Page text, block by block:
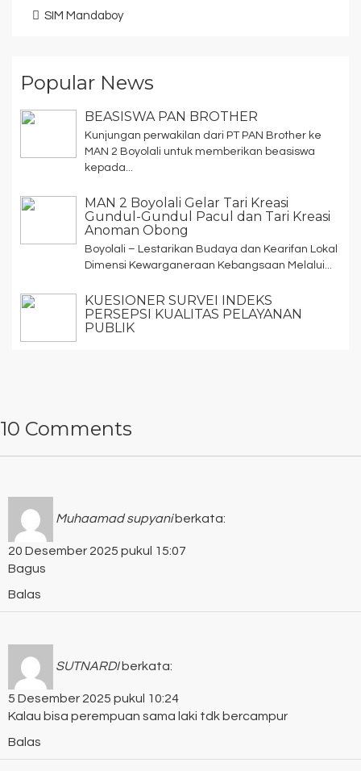
SIM Mandaboy
Popular News
BEASISWA PAN BROTHER
Kunjungan perwakilan dari PT PAN Brother ke
MAN 2 Boyolali untuk memberikan beasiswa
kepada...
MAN 2 Boyolali Gelar Tari Kreasi
Gundul-Gundul Pacul dan Tari Kreasi
Anoman Obong
Boyolali – Lestarikan Budaya dan Kearifan Lokal
Dimensi Kewarganeraan Kebangsaan Melalui...
KUESIONER SURVEI INDEKS
PERSEPSI KUALITAS PELAYANAN
PUBLIK
10 Comments
Muhaamad supyani berkata:
20 Desember 2025 pukul 15:07
Bagus
Balas
SUTNARDI berkata:
5 Desember 2025 pukul 10:24
Kalau bisa perempuan sama laki tdk bercampur
Balas